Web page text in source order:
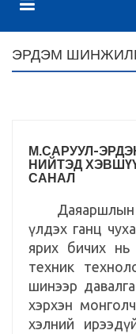
ЭРДЭМ
М.САРУУЛ-
НИЙТЭД
САНАЛ
Даяаршлын
үлдэх ганц
ярих бичих нь
техник
шинээр
хэрхэн
хэлний